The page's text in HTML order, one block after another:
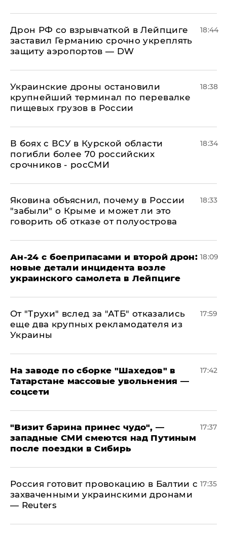
​Дрон РФ со взрывчаткой в Лейпциге
заставил Германию срочно укреплять
защиту аэропортов — DW
18:44
Украинские дроны остановили
крупнейший терминал по перевалке
пищевых грузов в России
18:38
В боях с ВСУ в Курской области
погибли более 70 российских
срочников - росСМИ
18:34
Яковина объяснил, почему в России
"забыли" о Крыме и может ли это
говорить об отказе от полуострова
18:33
Ан-24 с боеприпасами и второй дрон:
новые детали инцидента возле
украинского самолета в Лейпциге
18:09
От "Трухи" вслед за "АТБ" отказались
еще два крупных рекламодателя из
Украины
17:59
На заводе по сборке "Шахедов" в
Татарстане массовые увольнения —
соцсети
17:42
"Визит барина принес чудо", —
западные СМИ смеются над Путиным
после поездки в Сибирь
17:37
​Россия готовит провокацию в Балтии с
захваченными украинскими дронами
— Reuters
17:35